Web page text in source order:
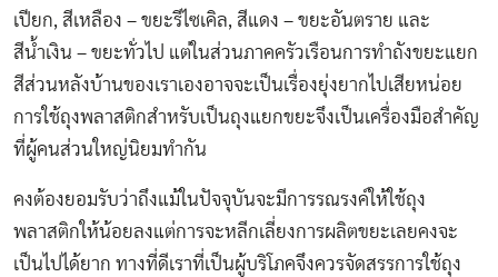
เปียก, สีเหลือง – ขยะรีไซเคิล, สีแดง – ขยะอันตราย และ
สีน้ำเงิน – ขยะทั่วไป แต่ในส่วนภาคครัวเรือนการทำถังขยะแยก
สีส่วนหลังบ้านของเราเองอาจจะเป็นเรื่องยุ่งยากไปเสียหน่อย
การใช้ถุงพลาสติกสำหรับเป็นถุงแยกขยะจึงเป็นเครื่องมือสำคัญ
ที่ผู้คนส่วนใหญ่นิยมทำกัน
คงต้องยอมรับว่าถึงแม้ในปัจจุบันจะมีการรณรงค์​ให้ใช้ถุง
พลาสติกให้น้อยลงแต่การจะหลีกเลี่ยงการผลิตขยะเลยคงจะ
เป็นไปได้ยาก ทางที่ดีเราที่เป็นผู้บริโภคจึงควรจัดสรรการใช้ถุง